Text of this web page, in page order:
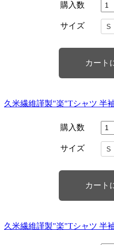
購入数
サイズ
久米繊維謹製"楽"Tシャツ 半
購入数
サイズ
久米繊維謹製"楽"Tシャツ 半